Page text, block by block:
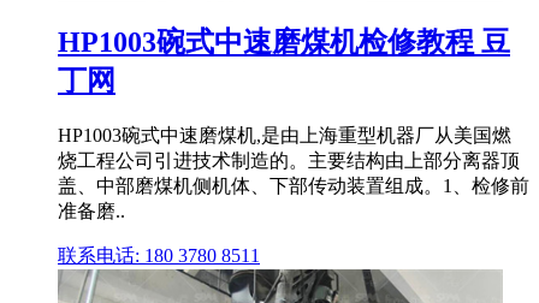
HP1003碗式中速磨煤机检修教程 豆
丁网
HP1003碗式中速磨煤机,是由上海重型机器厂从美国燃
烧工程公司引进技术制造的。主要结构由上部分离器顶
盖、中部磨煤机侧机体、下部传动装置组成。1、检修前
准备磨..
联系电话: 180 3780 8511